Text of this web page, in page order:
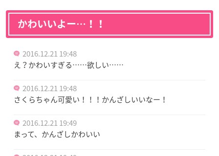
かわいいよー…！！
2016.12.21 19:48
え？かわいすぎる……欲しい……
2016.12.21 19:48
さくらちゃん可愛い！！！かんざしいいなー！
2016.12.21 19:49
まって、かんざしかわいい